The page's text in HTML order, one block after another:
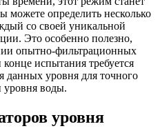
определить несколько
со своей уникальной
Это особенно полезно,
опытно-фильтрационных
конце испытания требуется
данных уровня для точного
уровня воды.
уровня